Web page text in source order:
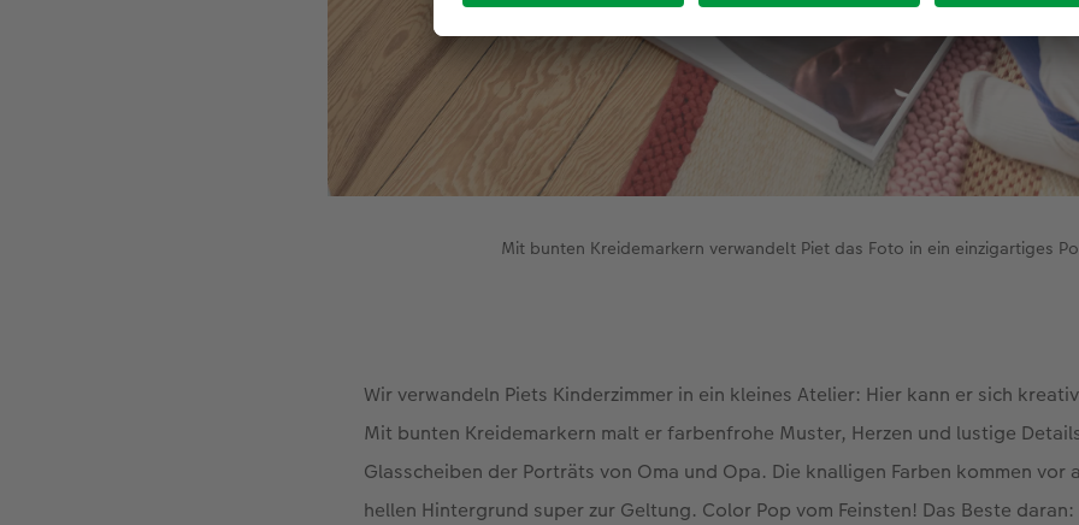
Mit bunten Kreidemarkern verwandelt Piet das Foto in ein einzigartiges
Wir verwandeln Piets Kinderzimmer in ein kleines Atelier: Hier kann er sich
Mit bunten Kreidemarkern malt er farbenfrohe Muster, Herzen und lustige
Glasscheiben der Porträts von Oma und Opa. Die knalligen Farben kommen vor
hellen Hintergrund super zur Geltung. Color Pop vom Feinsten! Das Beste